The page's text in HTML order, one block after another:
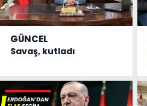
GÜNCEL
Savaş, kutladı